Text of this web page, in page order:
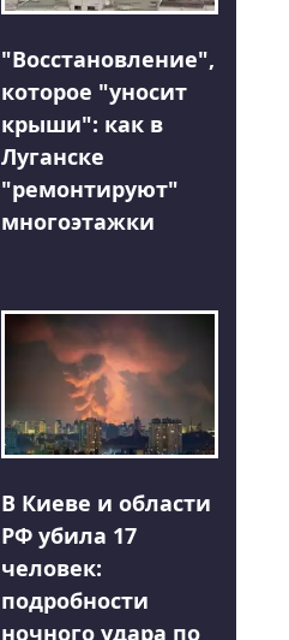
"Восстановление",
которое "уносит
крыши": как в
Луганске
"ремонтируют"
многоэтажки
В Киеве и области
РФ убила 17
человек:
подробности
ночного удара по